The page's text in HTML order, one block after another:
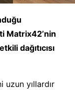
Matrix42’nin
dağıtıcısı
yıllardır